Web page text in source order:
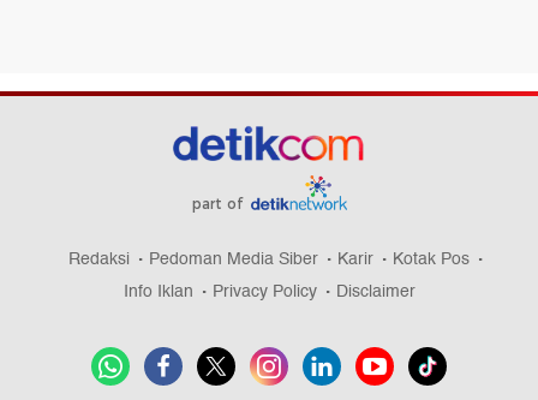
part of
Redaksi Pedoman Media Siber Karir
Kotak Pos
Info Iklan
Privacy Policy Disclaimer